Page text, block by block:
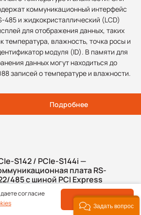
коммуникационный интерфейс
485 и жидкокристаллический (LCD)
для отображения данных, таких
температура, влажность, точка росы и
модуля (ID). В памяти для
данных могут находиться до
записей о температуре и влажности.
Подробнее
S142 / PCIe-S144i —
плата RS-
485 с шиной PCI Express
карта PCIe-S142/144i
2/4 последовательных
согласие
ПРИНЯТЬ
Задать вопрос